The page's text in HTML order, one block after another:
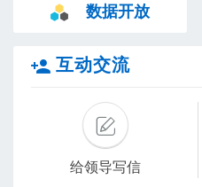
数据开放
互动交流
给领导写信